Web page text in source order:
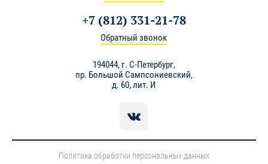
+7 (812) 331-21-78
Обратный звонок
194044, г. С-Петербург,
пр. Большой Сампсониевский,
д. 60, лит. И
Политика обработки персональных данных